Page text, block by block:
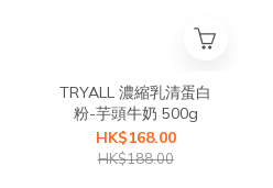
TRYALL 濃縮乳清蛋白
粉-芋頭牛奶 500g
HK$168.00
HK$188.00